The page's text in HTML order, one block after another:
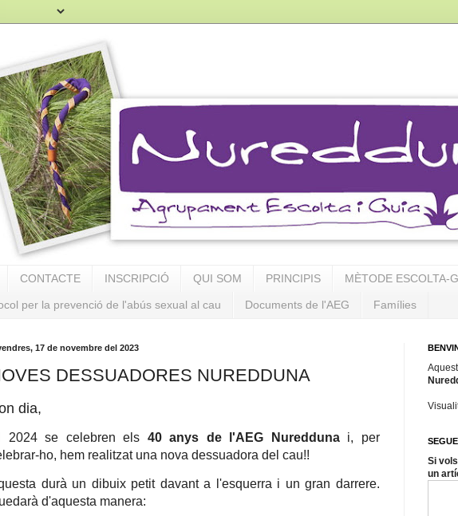
CONTACTE INSCRIPCIÓ QUI SOM PRINCIPIS MÈTODE ESCOLTA-
per la prevenció de l'abús sexual al cau Documents de l'AEG Famílies
17 de novembre del 2023
DESSUADORES NUREDDUNA
dia,
2024 se celebren els 40 anys de l'AEG Nureddunai, per
ho, hem realitzat una nova dessuadora del cau!!
durà un dibuix petit davant a l'esquerra i un gran darrere.
d'aquesta manera:
Si
un